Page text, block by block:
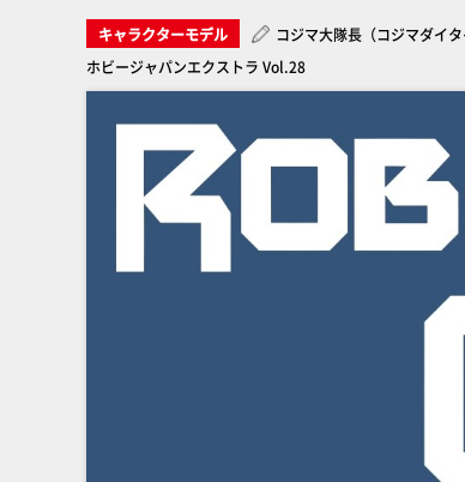
キャラクターモデル コジマ大隊長（コジマダイタ
ホビージャパンエクストラ Vol.28